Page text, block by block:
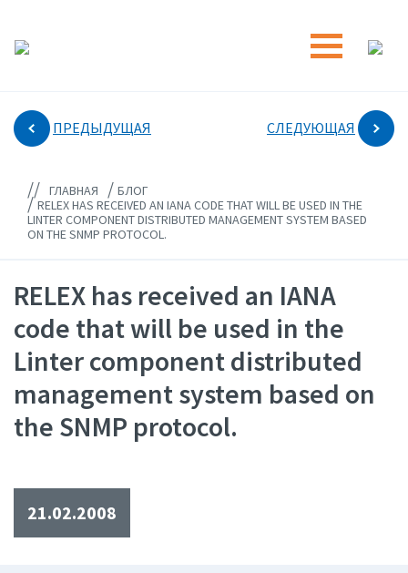
ПРЕДЫДУЩАЯ СЛЕДУЮЩАЯ
// ГЛАВНАЯ / БЛОГ
/RELEX HAS RECEIVED AN IANA CODE THAT WILL BE USED IN THE
LINTER COMPONENT DISTRIBUTED MANAGEMENT SYSTEM BASED
ON THE SNMP PROTOCOL.
RELEX has received an IANA
code that will be used in the
Linter component distributed
management system based on
the SNMP protocol.
21.02.2008